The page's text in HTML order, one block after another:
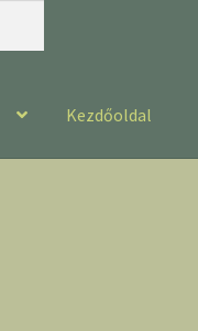
Kezdőoldal